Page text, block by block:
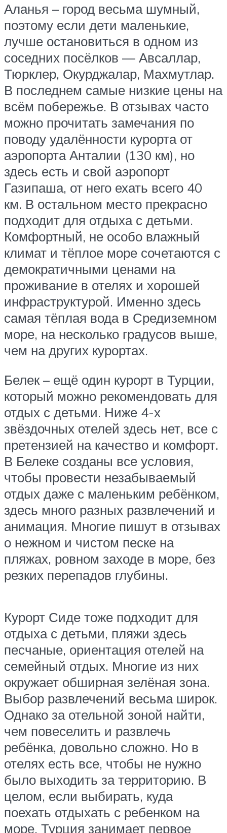
Аланья – город весьма шумный,
поэтому если дети маленькие,
лучше остановиться в одном из
соседних посёлков — Авсаллар,
Тюрклер, Окурджалар, Махмутлар.
В последнем самые низкие цены на
всём побережье. В отзывах часто
можно прочитать замечания по
поводу удалённости курорта от
аэропорта Анталии (130 км), но
здесь есть и свой аэропорт
Газипаша, от него ехать всего 40
км. В остальном место прекрасно
подходит для отдыха с детьми.
Комфортный, не особо влажный
климат и тёплое море сочетаются с
демократичными ценами на
проживание в отелях и хорошей
инфраструктурой. Именно здесь
самая тёплая вода в Средиземном
море, на несколько градусов выше,
чем на других курортах.
Белек – ещё один курорт в Турции,
который можно рекомендовать для
отдых с детьми. Ниже 4-х
звёздочных отелей здесь нет, все с
претензией на качество и комфорт.
В Белеке созданы все условия,
чтобы провести незабываемый
отдых даже с маленьким ребёнком,
здесь много разных развлечений и
анимация. Многие пишут в отзывах
о нежном и чистом песке на
пляжах, ровном заходе в море, без
резких перепадов глубины.
Курорт Сиде тоже подходит для
отдыха с детьми, пляжи здесь
песчаные, ориентация отелей на
семейный отдых. Многие из них
окружает обширная зелёная зона.
Выбор развлечений весьма широк.
Однако за отельной зоной найти,
чем повеселить и развлечь
ребёнка, довольно сложно. Но в
отелях есть все, чтобы не нужно
было выходить за территорию. В
целом, если выбирать, куда
поехать отдыхать с ребенком на
море, Турция занимает первое